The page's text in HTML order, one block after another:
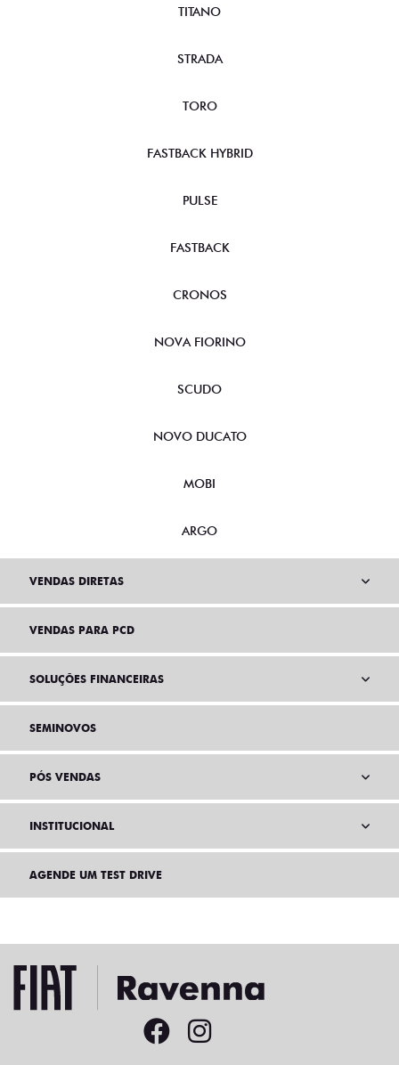
TITANO
STRADA
TORO
FASTBACK HYBRID
PULSE
FASTBACK
CRONOS
NOVA FIORINO
SCUDO
NOVO DUCATO
MOBI
ARGO
VENDAS DIRETAS
VENDAS PARA PCD
SOLUÇÕES FINANCEIRAS
SEMINOVOS
PÓS VENDAS
INSTITUCIONAL
AGENDE UM TEST DRIVE